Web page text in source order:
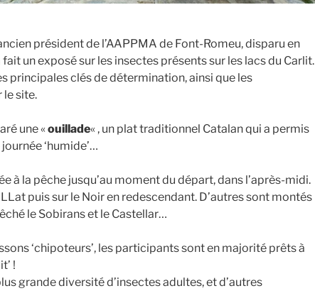
président de l’AAPPMA de Font-Romeu, disparu en
un exposé sur les insectes présents sur les lacs du Carlit.
principales clés de détermination, ainsi que les
site.
une «ouillade« , un plat traditionnel Catalan qui a permis
‘humide’…
à la pêche jusqu’au moment du départ, dans l’après-midi.
puis sur le Noir en redescendant. D’autres sont montés
le Sobirans et le Castellar…
‘chipoteurs’, les participants sont en majorité prêts à
!
grande diversité d’insectes adultes, et d’autres